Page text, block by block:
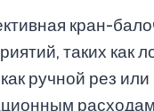
кран-
таких
ручной рез